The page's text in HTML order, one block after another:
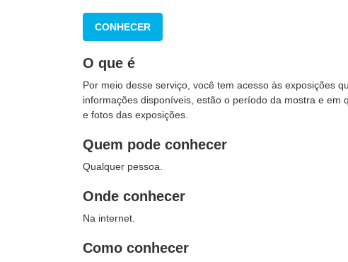
CONHECER
O que é
Por meio desse serviço, você tem acesso às exposições
informações disponíveis, estão o período da mostra e
e fotos das exposições.
Quem pode conhecer
Qualquer pessoa.
Onde conhecer
Na internet.
Como conhecer